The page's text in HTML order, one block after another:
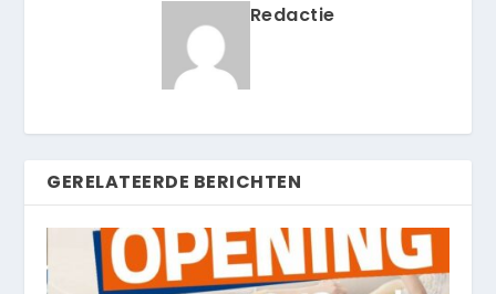
Redactie
GERELATEERDE BERICHTEN